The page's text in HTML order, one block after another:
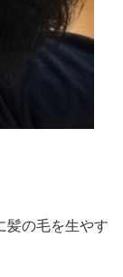
髪の毛を生やす